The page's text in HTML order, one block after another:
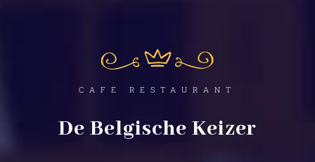
CAFE RESTAURANT
De Belgische Keizer